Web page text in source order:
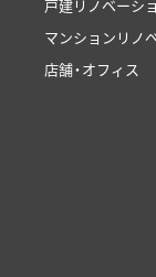
戸建リノベーシ
マンションリノ
店舗・オフィス